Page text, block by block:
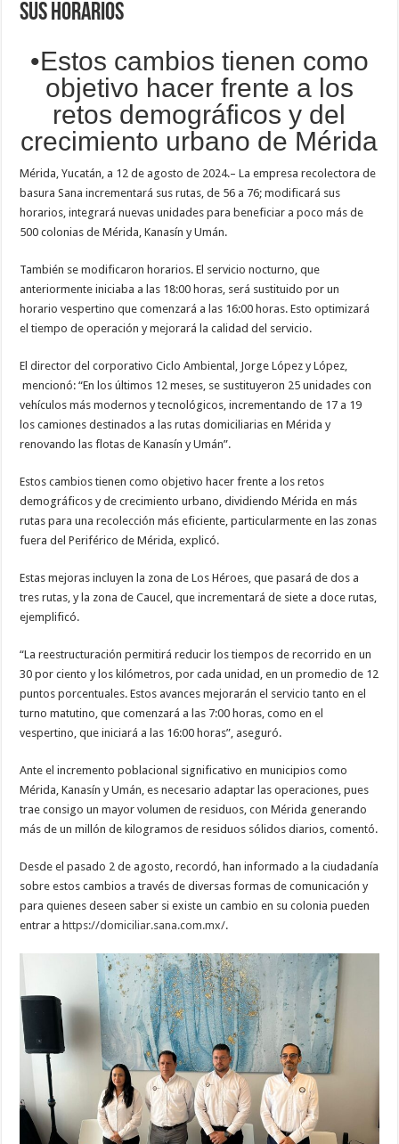
sus horarios
•Estos cambios tienen como
objetivo hacer frente a los
retos demográficos y del
crecimiento urbano de Mérida
Mérida, Yucatán, a 12 de agosto de 2024.– La empresa recolectora de
basura Sana incrementará sus rutas, de 56 a 76; modificará sus
horarios, integrará nuevas unidades para beneficiar a poco más de
500 colonias de Mérida, Kanasín y Umán.
También se modificaron horarios. El servicio nocturno, que
anteriormente iniciaba a las 18:00 horas, será sustituido por un
horario vespertino que comenzará a las 16:00 horas. Esto optimizará
el tiempo de operación y mejorará la calidad del servicio.
El director del corporativo Ciclo Ambiental, Jorge López y López,
mencionó: “En los últimos 12 meses, se sustituyeron 25 unidades con
vehículos más modernos y tecnológicos, incrementando de 17 a 19
los camiones destinados a las rutas domiciliarias en Mérida y
renovando las flotas de Kanasín y Umán”.
Estos cambios tienen como objetivo hacer frente a los retos
demográficos y de crecimiento urbano, dividiendo Mérida en más
rutas para una recolección más eficiente, particularmente en las zonas
fuera del Periférico de Mérida, explicó.
Estas mejoras incluyen la zona de Los Héroes, que pasará de dos a
tres rutas, y la zona de Caucel, que incrementará de siete a doce rutas,
ejemplificó.
“La reestructuración permitirá reducir los tiempos de recorrido en un
30 por ciento y los kilómetros, por cada unidad, en un promedio de 12
puntos porcentuales. Estos avances mejorarán el servicio tanto en el
turno matutino, que comenzará a las 7:00 horas, como en el
vespertino, que iniciará a las 16:00 horas”, aseguró.
Ante el incremento poblacional significativo en municipios como
Mérida, Kanasín y Umán, es necesario adaptar las operaciones, pues
trae consigo un mayor volumen de residuos, con Mérida generando
más de un millón de kilogramos de residuos sólidos diarios, comentó.
Desde el pasado 2 de agosto, recordó, han informado a la ciudadanía
sobre estos cambios a través de diversas formas de comunicación y
para quienes deseen saber si existe un cambio en su colonia pueden
entrar a https://domiciliar.sana.com.mx/.